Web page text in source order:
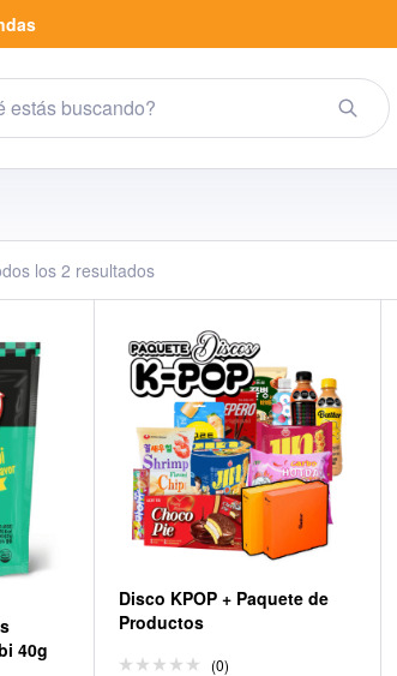
los 2 resultados
40g
Disco KPOP + Paquete de
Productos
(0)